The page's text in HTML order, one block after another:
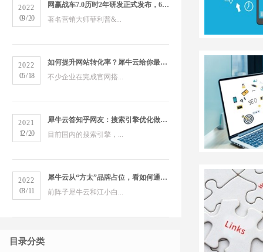
2022
09/20
网赢战车7.0历时2年研发正式发布，6大版本打造数字营销新物种
著名营销大师菲利普&...
2022
05/18
如何提升网站转化率？犀牛云给你最全的营销洞察
不少企业在完成官网搭...
2021
12/20
犀牛云答知乎网友：搜索引擎优化做得好的公司有哪些？
目前国内的搜索引擎，...
2022
03/11
犀牛云从“方太”品牌占位，看如何通过搜索引擎占领市场
前阵子犀牛云和江小白...
目录分类